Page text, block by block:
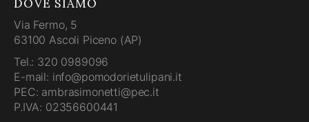
DOVE SIAMO
Via Fermo, 5
63100 Ascoli Piceno (AP)
Tel.: 320 0989096
E-mail: info@pomodorietulipani.it
PEC: ambrasimonetti@pec.it
P.IVA: 02356600441